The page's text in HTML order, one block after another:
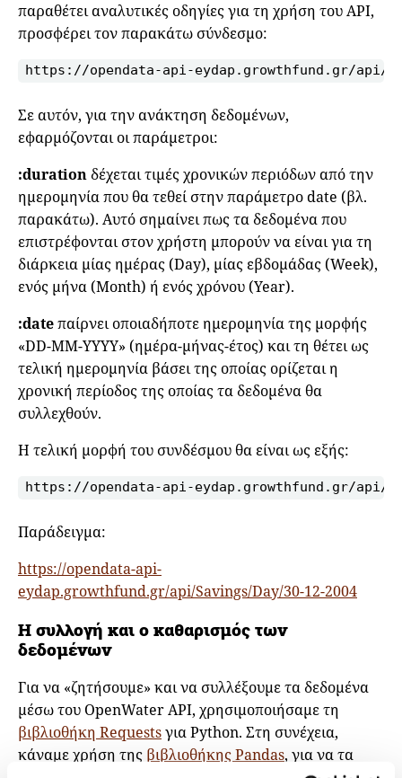
παραθέτει αναλυτικές οδηγίες για τη χρήση του API,
προσφέρει τον παρακάτω σύνδεσμο:
https://opendata-api-eydap.growthfund.gr/api/
Σε αυτόν, για την ανάκτηση δεδομένων,
εφαρμόζονται οι παράμετροι:
:durationδέχεται τιμές χρονικών περιόδων από την
ημερομηνία που θα τεθεί στην παράμετρο date (βλ.
παρακάτω). Αυτό σημαίνει πως τα δεδομένα που
επιστρέφονται στον χρήστη μπορούν να είναι για τη
διάρκεια μίας ημέρας (Day), μίας εβδομάδας (Week),
ενός μήνα (Month) ή ενός χρόνου (Year).
:dateπαίρνει οποιαδήποτε ημερομηνία της μορφής
«DD-MM-YYYY» (ημέρα-μήνας-έτος) και τη θέτει ως
τελική ημερομηνία βάσει της οποίας ορίζεται η
χρονική περίοδος της οποίας τα δεδομένα θα
συλλεχθούν.
Η τελική μορφή του συνδέσμου θα είναι ως εξής:
https://opendata-api-eydap.growthfund.gr/api/
Παράδειγμα:
https://opendata-api-
eydap.growthfund.gr/api/Savings/Day/30-12-2004
Η συλλογή και ο καθαρισμός των
δεδομένων
Για να «ζητήσουμε» και να συλλέξουμε τα δεδομένα
μέσω του OpenWater API, χρησιμοποιήσαμε τη
βιβλιοθήκη Requestsγια Python. Στη συνέχεια,
κάναμε χρήση της βιβλιοθήκης Pandas, για να τα